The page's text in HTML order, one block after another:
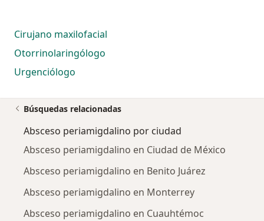
Cirujano maxilofacial
Otorrinolaringólogo
Urgenciólogo
Búsquedas relacionadas
Absceso periamigdalino por ciudad
Absceso periamigdalino en Ciudad de México
Absceso periamigdalino en Benito Juárez
Absceso periamigdalino en Monterrey
Absceso periamigdalino en Cuauhtémoc